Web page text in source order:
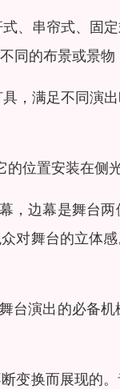
、串帘式、
的布景或景
，满足不同
位置安装在侧
，边幕是舞台
对舞台的立体
台演出的必备
变换而展现的